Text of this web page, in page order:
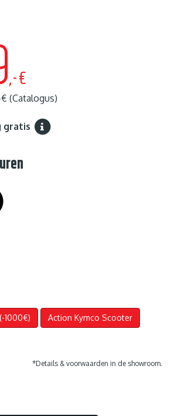
,-€
(Catalogus)
gratis
1000€) Action Kymco Scooter
*Details & voorwaarden in de showroom.